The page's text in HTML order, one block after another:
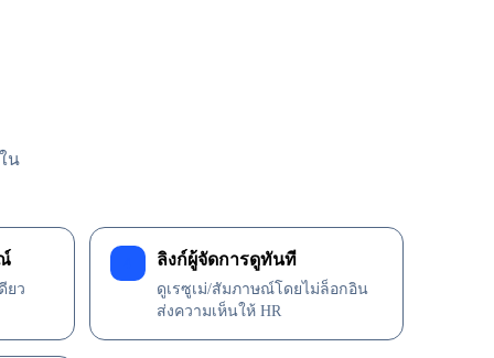
น
ยว
ลิงก์ผู้จัดการดูทันที
ดูเรซูเม่/สัมภาษณ์โดยไม่ล็อกอิน
ส่งความเห็นให้ HR